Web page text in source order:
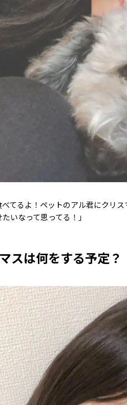
べてるよ！ペットのアル君にク
いなって思ってる！」
スは何をする予定？